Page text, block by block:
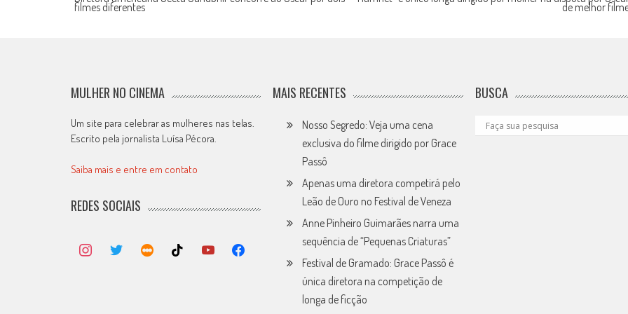
navigation
filmes diferentes de melhor
MULHER NO CINEMA
Um site para celebrar as mulheres nas telas.
Escrito pela jornalista Luísa Pécora.
Saiba mais e entre em contato
REDES SOCIAIS
MAIS RECENTES
Nosso Segredo: Veja uma cena
exclusiva do filme dirigido por Grace
Passô
Apenas uma diretora competirá pelo
Leão de Ouro no Festival de Veneza
Anne Pinheiro Guimarães narra uma
sequência de “Pequenas Criaturas”
Festival de Gramado: Grace Passô é
única diretora na competição de
longa de ficção
BUSCA